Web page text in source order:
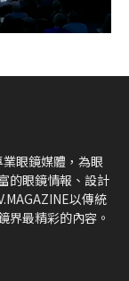
業眼鏡媒體，為眼
的眼鏡情報、設計
以傳統
界最精彩的內容。